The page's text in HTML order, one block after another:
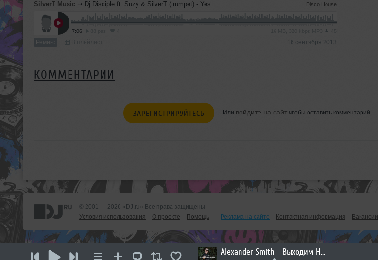
Alexander Smith - Выходим На Орбиту Vol.267
SilverT Music ➝ Dj Disciple ft. Suzy & SilverT (trumpet) - Yes Disco House
7:06
Ремикс 16 сентября 2013
КОММЕНТАРИИ
ЗАРЕГИСТРИРУЙТЕСЬ Или войдите на сайтчтобы оставить комментарий
© 2001 — 2026 «DJ.ru» Все права защищены.
Условия использования
О проекте Помощь Реклама на сайте Контактная информация Вакансии